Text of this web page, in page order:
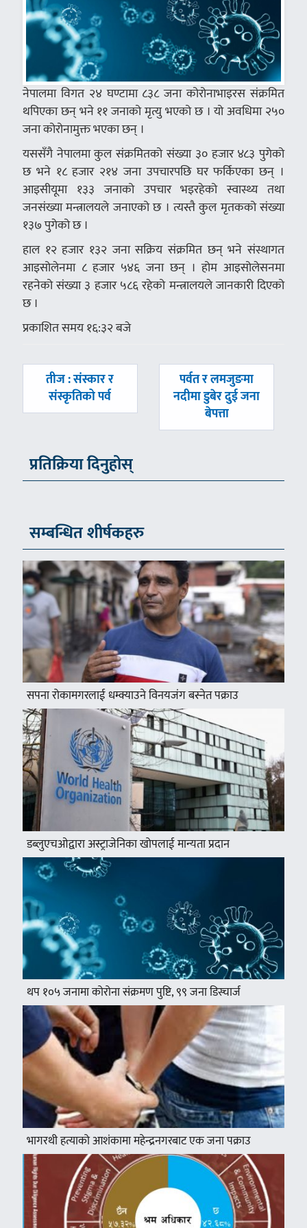
नेपालमा विगत २४ घण्टामा ८३८ जना कोरोनाभाइरस संक्रमित
थपिएका छन् भने ११ जनाको मृत्यु भएको छ । यो अवधिमा २५०
जना कोरोनामुक्त भएका छन् ।
यससँगै नेपालमा कुल संक्रमितको संख्या ३० हजार ४८३ पुगेको
छ भने १८ हजार २१४ जना उपचारपछि घर फर्किएका छन् ।
आइसीयूमा १३३ जनाको उपचार भइरहेको स्वास्थ्य तथा
जनसंख्या मन्त्रालयले जनाएको छ । त्यस्तै कुल मृतकको संख्या
१३७ पुगेको छ ।
हाल १२ हजार १३२ जना सक्रिय संक्रमित छन् भने संस्थागत
आइसोलेनमा ८ हजार ५४६ जना छन् । होम आइसोलेसनमा
रहनेको संख्या ३ हजार ५८६ रहेको मन्त्रालयले जानकारी दिएको
छ ।
प्रकाशित समय १६:३२ बजे
पछिल्लाे
-
तीज : संस्कार र
संस्कृतिको पर्व
अघिल्लाे
-
पर्वत र लमजुङमा
नदीमा डुबेर दुई जना
बेपत्ता
प्रतिक्रिया दिनुहोस्
सम्बन्धित शीर्षकहरु
सपना रोकामगरलाई धम्क्याउने विनयजंग बस्नेत पक्राउ
डब्लुएचओद्वारा अस्ट्राजेनिका खोपलाई मान्यता प्रदान
थप १०५ जनामा कोरोना संक्रमण पुष्टि, ९९ जना डिस्चार्ज
भागरथी हत्याको आशंकामा महेन्द्रनगरबाट एक जना पक्राउ